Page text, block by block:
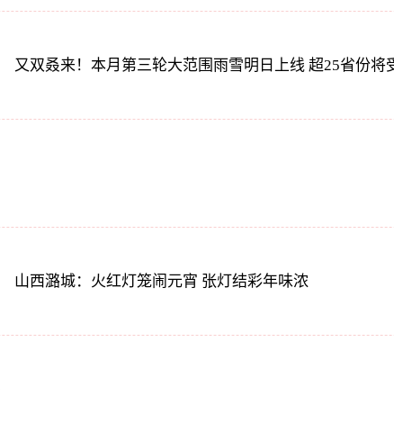
又双叒来！本月第三轮大范围雨雪明日上线 超25省份将
山西潞城：火红灯笼闹元宵 张灯结彩年味浓